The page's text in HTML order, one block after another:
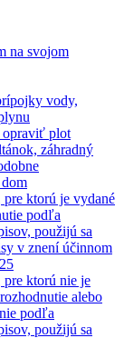
na svojom
vody,
opraviť plot
záhradný
ktorú je vydané
podľa
použijú sa
v znení účinnom
ktorú nie je
alebo
podľa
použijú sa